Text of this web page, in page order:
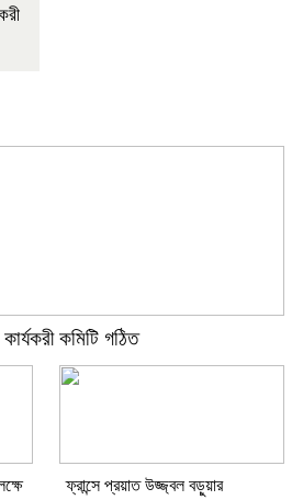
কমিটি গঠিত
ফ্রান্সে প্রয়াত উজ্জ্বল বড়ুয়ার